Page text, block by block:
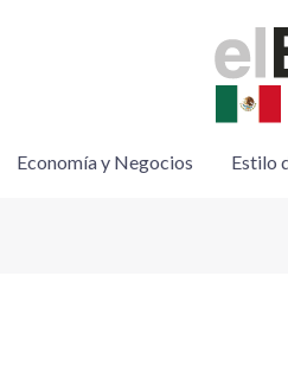
Economía y Negocios Estilo